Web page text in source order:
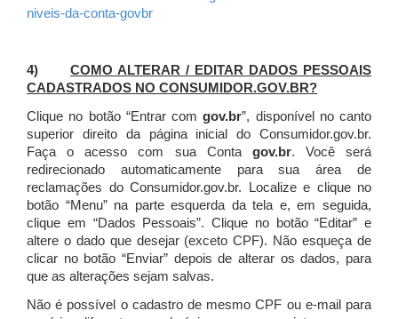
niveis-da-conta-govbr
4) COMO ALTERAR / EDITAR DADOS PESSOAIS
CADASTRADOS NO CONSUMIDOR.GOV.BR?
Clique no botão “Entrar comgov.br”, disponível no canto
superior direito da página inicial do Consumidor.gov.br.
Faça o acesso com sua Conta gov.br. Você será
redirecionado automaticamente para sua área de
reclamações do Consumidor.gov.br.
Localize e clique no
botão “Menu” na parte esquerda da tela e, em seguida,
clique em “Dados Pessoais”. Clique no botão “Editar” e
altere o dado que desejar (exceto CPF). Não esqueça de
clicar no botão “Enviar” depois de alterar os dados, para
que as alterações sejam salvas.
Não é possível o cadastro de mesmo CPF ou e-mail para